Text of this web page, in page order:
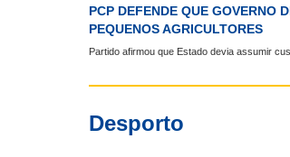
PCP DEFENDE QUE GOVERNO
PEQUENOS AGRICULTORES
Partido afirmou que Estado devia assumir
Desporto